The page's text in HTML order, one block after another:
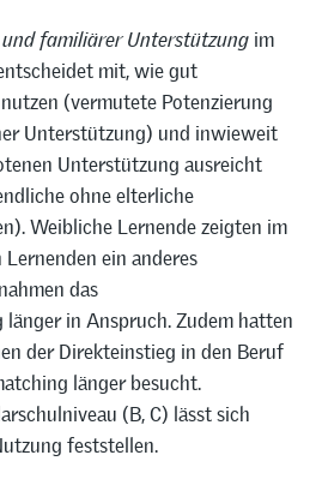
familiärer Unterstützung im
mit, wie gut
(vermutete Potenzierung
Unterstützung) und inwieweit
Unterstützung ausreicht
ohne elterliche
Weibliche Lernende zeigten im
ein anderes
das
in Anspruch. Zudem hatten
der Direkteinstieg in den Beruf
länger besucht.
(B, C) lässt sich
feststellen.